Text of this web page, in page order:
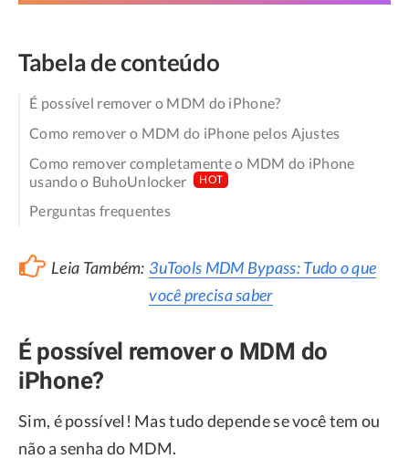
Tabela de conteúdo
É possível remover o MDM do iPhone?
Como remover o MDM do iPhone pelos Ajustes
Como remover completamente o MDM do iPhone
usando o BuhoUnlocker
HOT
Perguntas frequentes
Leia Também: 3uTools MDM Bypass: Tudo o que
você precisa saber
É possível remover o MDM do
iPhone?
Sim, é possível! Mas tudo depende se você tem ou
não a senha do MDM.